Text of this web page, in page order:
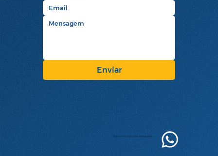
Enviar
Fale conosco pelo whatsapp